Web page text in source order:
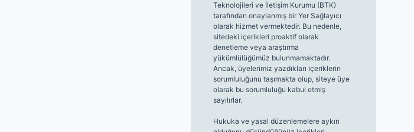
Teknolojileri ve İletişim Kurumu (BTK)
tarafından onaylanmış bir Yer Sağlayıcı
olarak hizmet vermektedir. Bu nedenle,
sitedeki içerikleri proaktif olarak
denetleme veya araştırma
yükümlülüğümüz bulunmamaktadır.
Ancak, üyelerimiz yazdıkları içeriklerin
sorumluluğunu taşımakta olup, siteye üye
olarak bu sorumluluğu kabul etmiş
sayılırlar.
Hukuka ve yasal düzenlemelere aykırı